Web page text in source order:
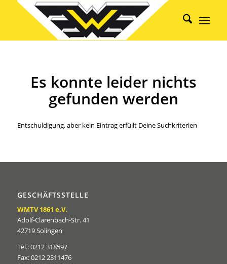
Es konnte leider nichts
gefunden werden
Entschuldigung, aber kein Eintrag erfüllt Deine Suchkriterien
GESCHÄFTSSTELLE
WMTV 1861 e.V.
Adolf-Clarenbach-Str. 41
42719 Solingen
Tel.: 0212 318597
Fax: 0212 2311476